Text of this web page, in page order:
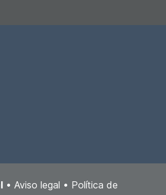
• Aviso legal • Política de